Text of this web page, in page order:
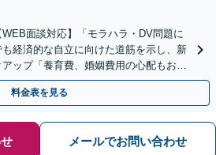
WEB面談対応】「モラハラ・DV問題に
経済的な自立に向けた道筋を示し、新
ップ「養育費、婚姻費用の心配もお任
応【休日・夜間相談可】
料金表を見る
メールでお問い合わせ